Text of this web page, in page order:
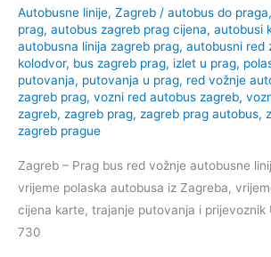
Autobusne linije, Zagreb / autobus do praga,
prag, autobus zagreb prag cijena, autobusi
autobusna linija zagreb prag, autobusni red
kolodvor, bus zagreb prag, izlet u prag,
putovanja, putovanja u prag, red vožnje
zagreb prag, vozni red autobus zagreb,
zagreb, zagreb prag, zagreb prag autobus,
zagreb prague
Zagreb – Prag bus red vožnje autobusne
vrijeme polaska autobusa iz Zagreba,
cijena karte, trajanje putovanja i prijevoznik
730